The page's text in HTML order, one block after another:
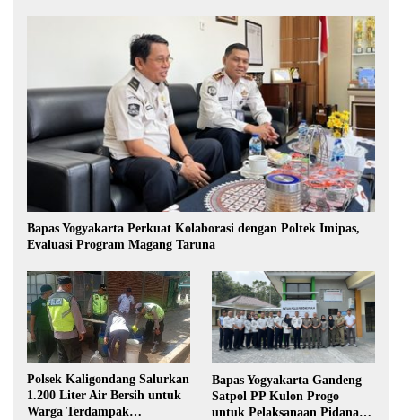
Bapas Yogyakarta Perkuat Kolaborasi dengan Poltek Imipas,
Evaluasi Program Magang Taruna
Polsek Kaligondang Salurkan
1.200 Liter Air Bersih untuk
Warga Terdampak
Bapas Yogyakarta Gandeng
Satpol PP Kulon Progo
untuk Pelaksanaan Pidana